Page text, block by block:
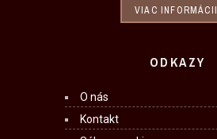
VIAC INFORMÁCII
ODKAZY
O nás
Kontakt